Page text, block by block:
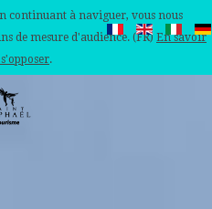
continuant à naviguer, vous nous
de mesure d'audience. (FR) En savoir
.